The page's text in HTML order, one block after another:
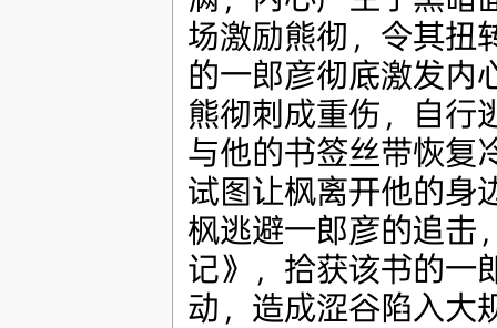
场激励熊彻，令其扭
的一郎彦彻底激发内
熊彻刺成重伤，自行
与他的书签丝带恢复
试图让枫离开他的身
枫逃避一郎彦的追击
记》，拾获该书的一
动，造成涩谷陷入大